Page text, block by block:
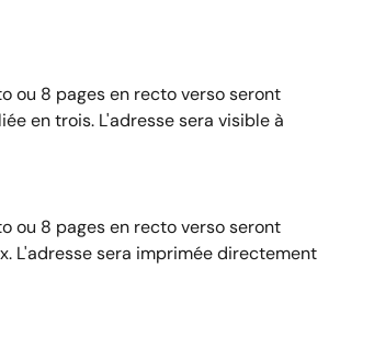
ou 8 pages en recto verso seront
en trois. L'adresse sera visible à
ou 8 pages en recto verso seront
L'adresse sera imprimée directement